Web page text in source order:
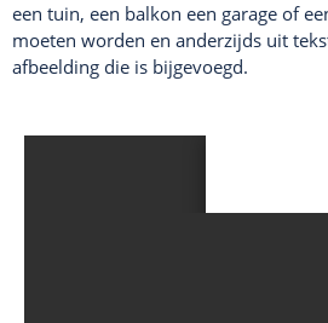
een tuin, een balkon een garage of
moeten worden en anderzijds uit
afbeelding die is bijgevoegd.